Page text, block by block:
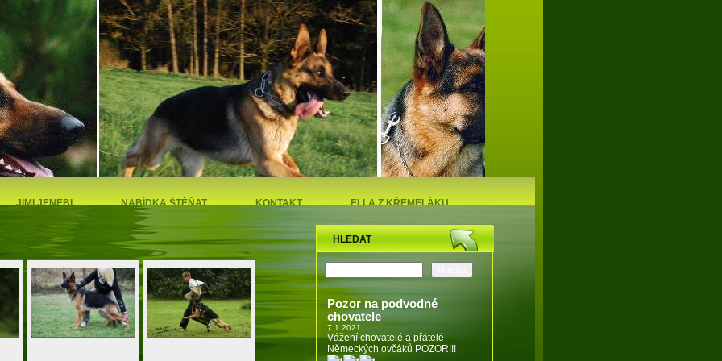
Chovatelská stanice NO
JIMI JENEBI NABÍDKA ŠTĚŇAT KONTAKT ELLA Z KŘEMELÁKU
HLEDAT
Pozor na podvodné
chovatele
7.1.2021
Vážení chovatelé a přátelé
Německých ovčáků POZOR!!!